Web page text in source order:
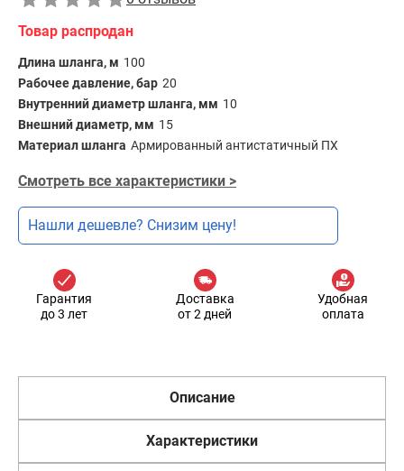
Товар распродан
Длина шланга, м 100
Рабочее давление, бар 20
Внутренний диаметр шланга, мм 10
Внешний диаметр, мм 15
Материал шланга Армированный антистатичный ПХ
Смотреть все характеристики >
Нашли дешевле? Снизим цену!
Гарантия
до 3 лет
Доставка
от 2 дней
Удобная
оплата
Описание
Характеристики